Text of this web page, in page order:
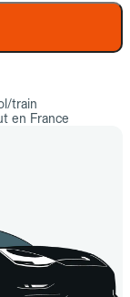
train
en France